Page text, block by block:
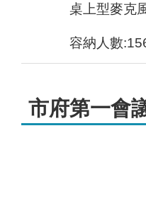
桌上型麥克
容納人數
市府第一會